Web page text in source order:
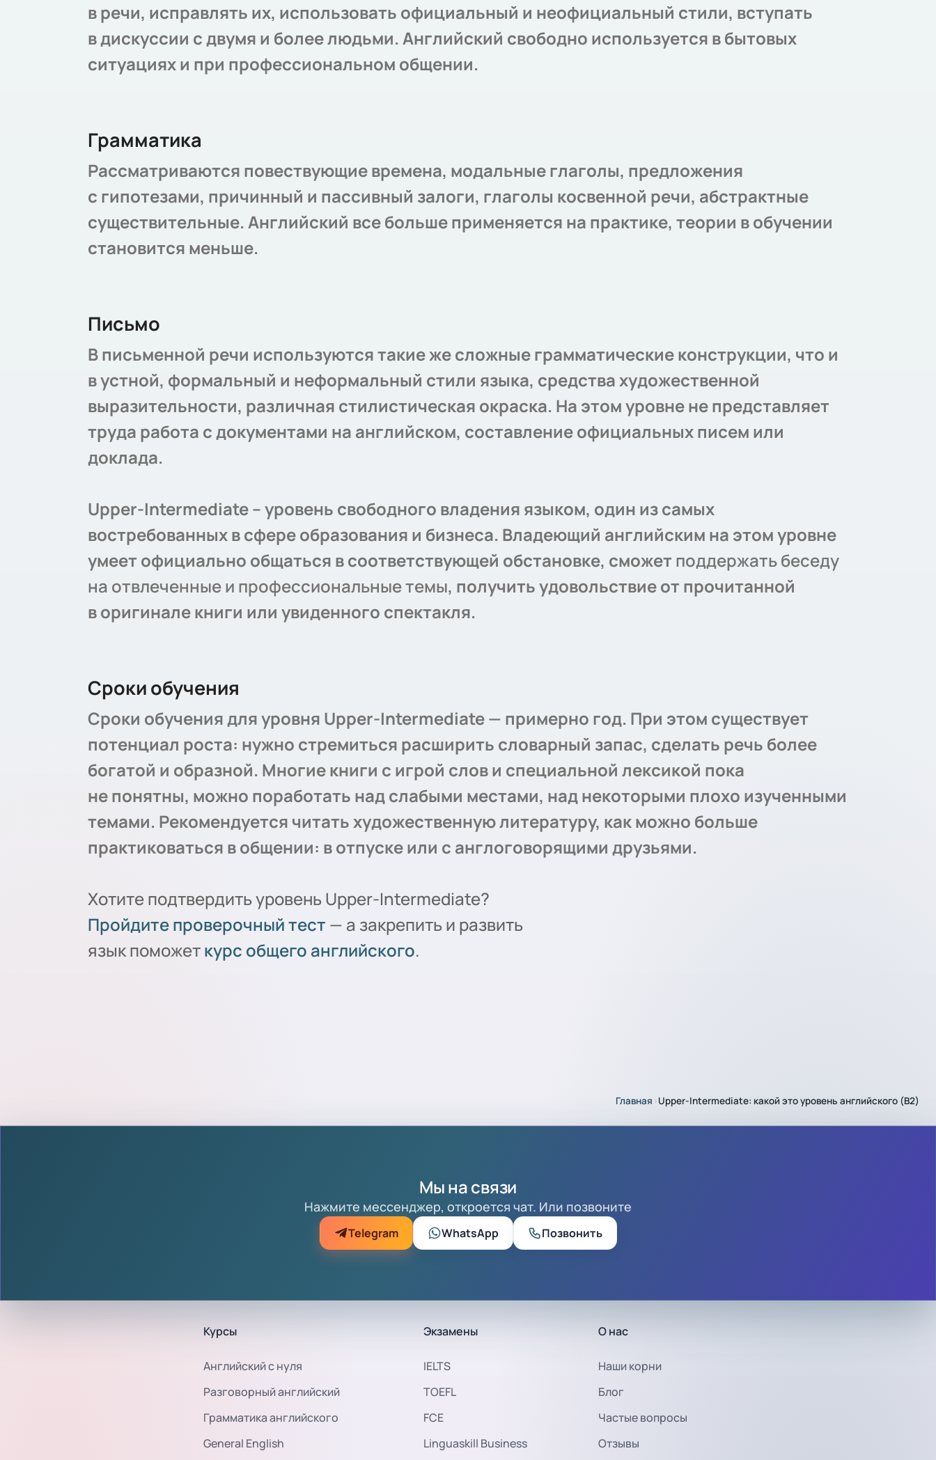
в речи, исправлять их, использовать официальный и неофициальный стили, вступать
в дискуссии с двумя и более людьми. Английский свободно используется в бытовых
ситуациях и при профессиональном общении.
Грамматика
Рассматриваются повествующие времена, модальные глаголы, предложения
с гипотезами, причинный и пассивный залоги, глаголы косвенной речи, абстрактные
существительные. Английский все больше применяется на практике, теории в обучении
становится меньше.
Письмо
В письменной речи используются такие же сложные грамматические конструкции, что и
в устной, формальный и неформальный стили языка, средства художественной
выразительности, различная стилистическая окраска. На этом уровне не представляет
труда работа с документами на английском, составление официальных писем или
доклада.
Upper-Intermediate – уровень свободного владения языком, один из самых
востребованныхв сфере образования и бизнеса. Владеющий английским на этом уровне
умеет официально общаться в соответствующей обстановке, сможет поддержать беседу
на отвлеченные и профессиональные темы, получить удовольствие от прочитанной
в оригинале книги или увиденного спектакля.
Сроки обучения
Сроки обучения для уровня Upper-Intermediate — примерно год. При этом существует
потенциал роста: нужно стремиться расширить словарный запас, сделать речь более
богатой и образной. Многие книги с игрой слов и специальной лексикой пока
не понятны, можно поработать над слабыми местами, над некоторыми плохо изученными
темами. Рекомендуется читать художественную литературу, как можно больше
практиковаться в общении: в отпуске или с англоговорящими друзьями.
Хотите подтвердить уровень Upper-Intermediate?
Пройдите проверочный тест — а закрепить и развить
язык поможеткурс общего английского.
Главная ›Upper-Intermediate: какой это уровень английского (B2)
Мы на связи
Нажмите мессенджер, откроется чат. Или позвоните
Telegram WhatsApp Позвонить
Курсы
Английский с нуля
Разговорный английский
Грамматика английского
General English
Экзамены
IELTS
TOEFL
FCE
Linguaskill Business
О нас
Наши корни
Блог
Частые вопросы
Отзывы